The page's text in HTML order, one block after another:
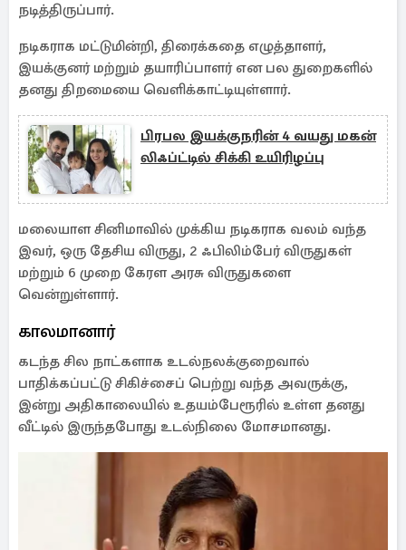
நடித்திருப்பார்.
நடிகராக மட்டுமின்றி, திரைக்கதை எழுத்தாளர்,
இயக்குனர் மற்றும் தயாரிப்பாளர் என பல துறைகளில்
தனது திறமையை வெளிக்காட்டியுள்ளார்.
பிரபல இயக்குநரின் 4 வயது மகன்
லிஃப்ட்டில் சிக்கி உயிரிழப்பு
மலையாள சினிமாவில் முக்கிய நடிகராக வலம் வந்த
இவர், ஒரு தேசிய விருது, 2 ஃபிலிம்பேர் விருதுகள்
மற்றும் 6 முறை கேரள அரசு விருதுகளை
வென்றுள்ளார்.
காலமானார்
கடந்த சில நாட்களாக உடல்நலக்குறைவால்
பாதிக்கப்பட்டு சிகிச்சைப் பெற்று வந்த அவருக்கு,
இன்று அதிகாலையில் உதயம்பேரூரில் உள்ள தனது
வீட்டில் இருந்தபோது உடல்நிலை மோசமானது.